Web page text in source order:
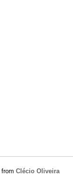
from Clécio Oliveira